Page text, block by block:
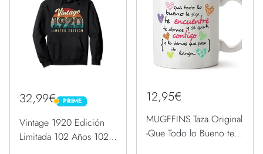
32,99€ PRIME
PRIME
Vintage 1920 Edición
Limitada 102 Años 102
12,95€
MUGFFINS Taza Original
-Que Todo lo Bueno te